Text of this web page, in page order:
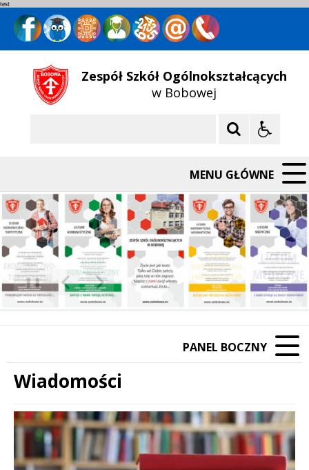
test
Zespół Szkół Ogólnokształcących
w Bobowej
MENU GŁÓWNE
Poprzedni Element
Następny Element
❚❚
PANEL BOCZNY
Wiadomości
Treść